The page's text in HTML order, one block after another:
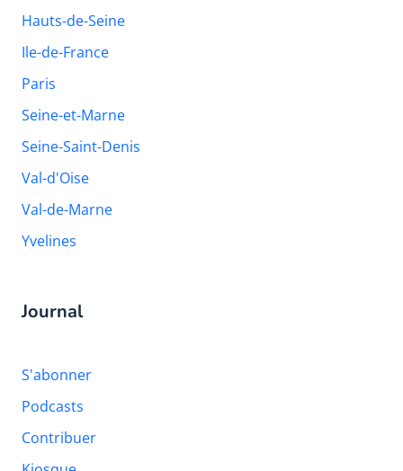
Hauts-de-Seine
Ile-de-France
Paris
Seine-et-Marne
Seine-Saint-Denis
Val-d'Oise
Val-de-Marne
Yvelines
Journal
S'abonner
Podcasts
Contribuer